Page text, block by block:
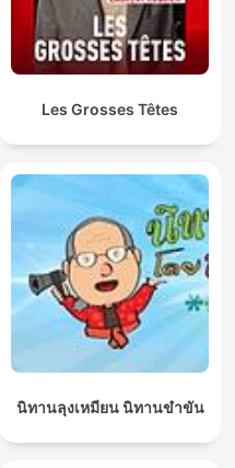
Les Grosses Têtes
นิทานลุงเหมียน นิทานขำขัน